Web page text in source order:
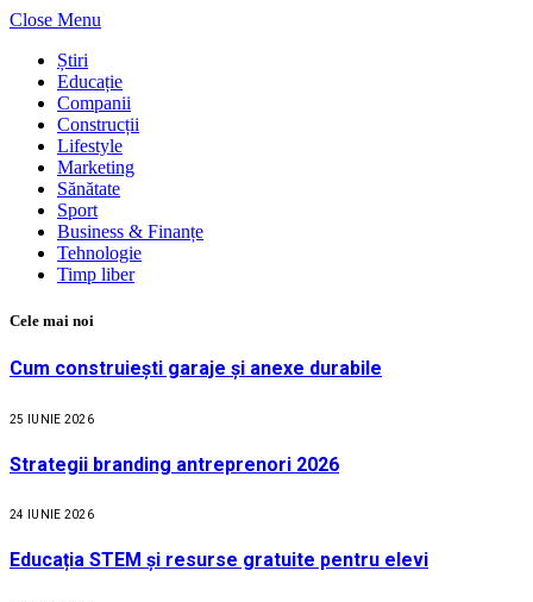
Close Menu
Știri
Educație
Companii
Construcții
Lifestyle
Marketing
Sănătate
Sport
Business & Finanțe
Tehnologie
Timp liber
Cele mai noi
Cum construiești garaje și anexe durabile
25 IUNIE 2026
Strategii branding antreprenori 2026
24 IUNIE 2026
Educația STEM și resurse gratuite pentru elevi